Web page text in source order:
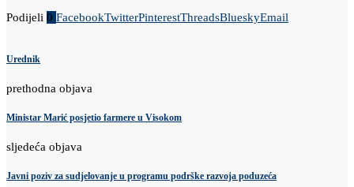
Podijeli 0 FacebookTwitterPinterestThreadsBlueskyEmail
Urednik
prethodna objava
Ministar Marić posjetio farmere u Visokom
sljedeća objava
Javni poziv za sudjelovanje u programu podrške razvoja poduzeća